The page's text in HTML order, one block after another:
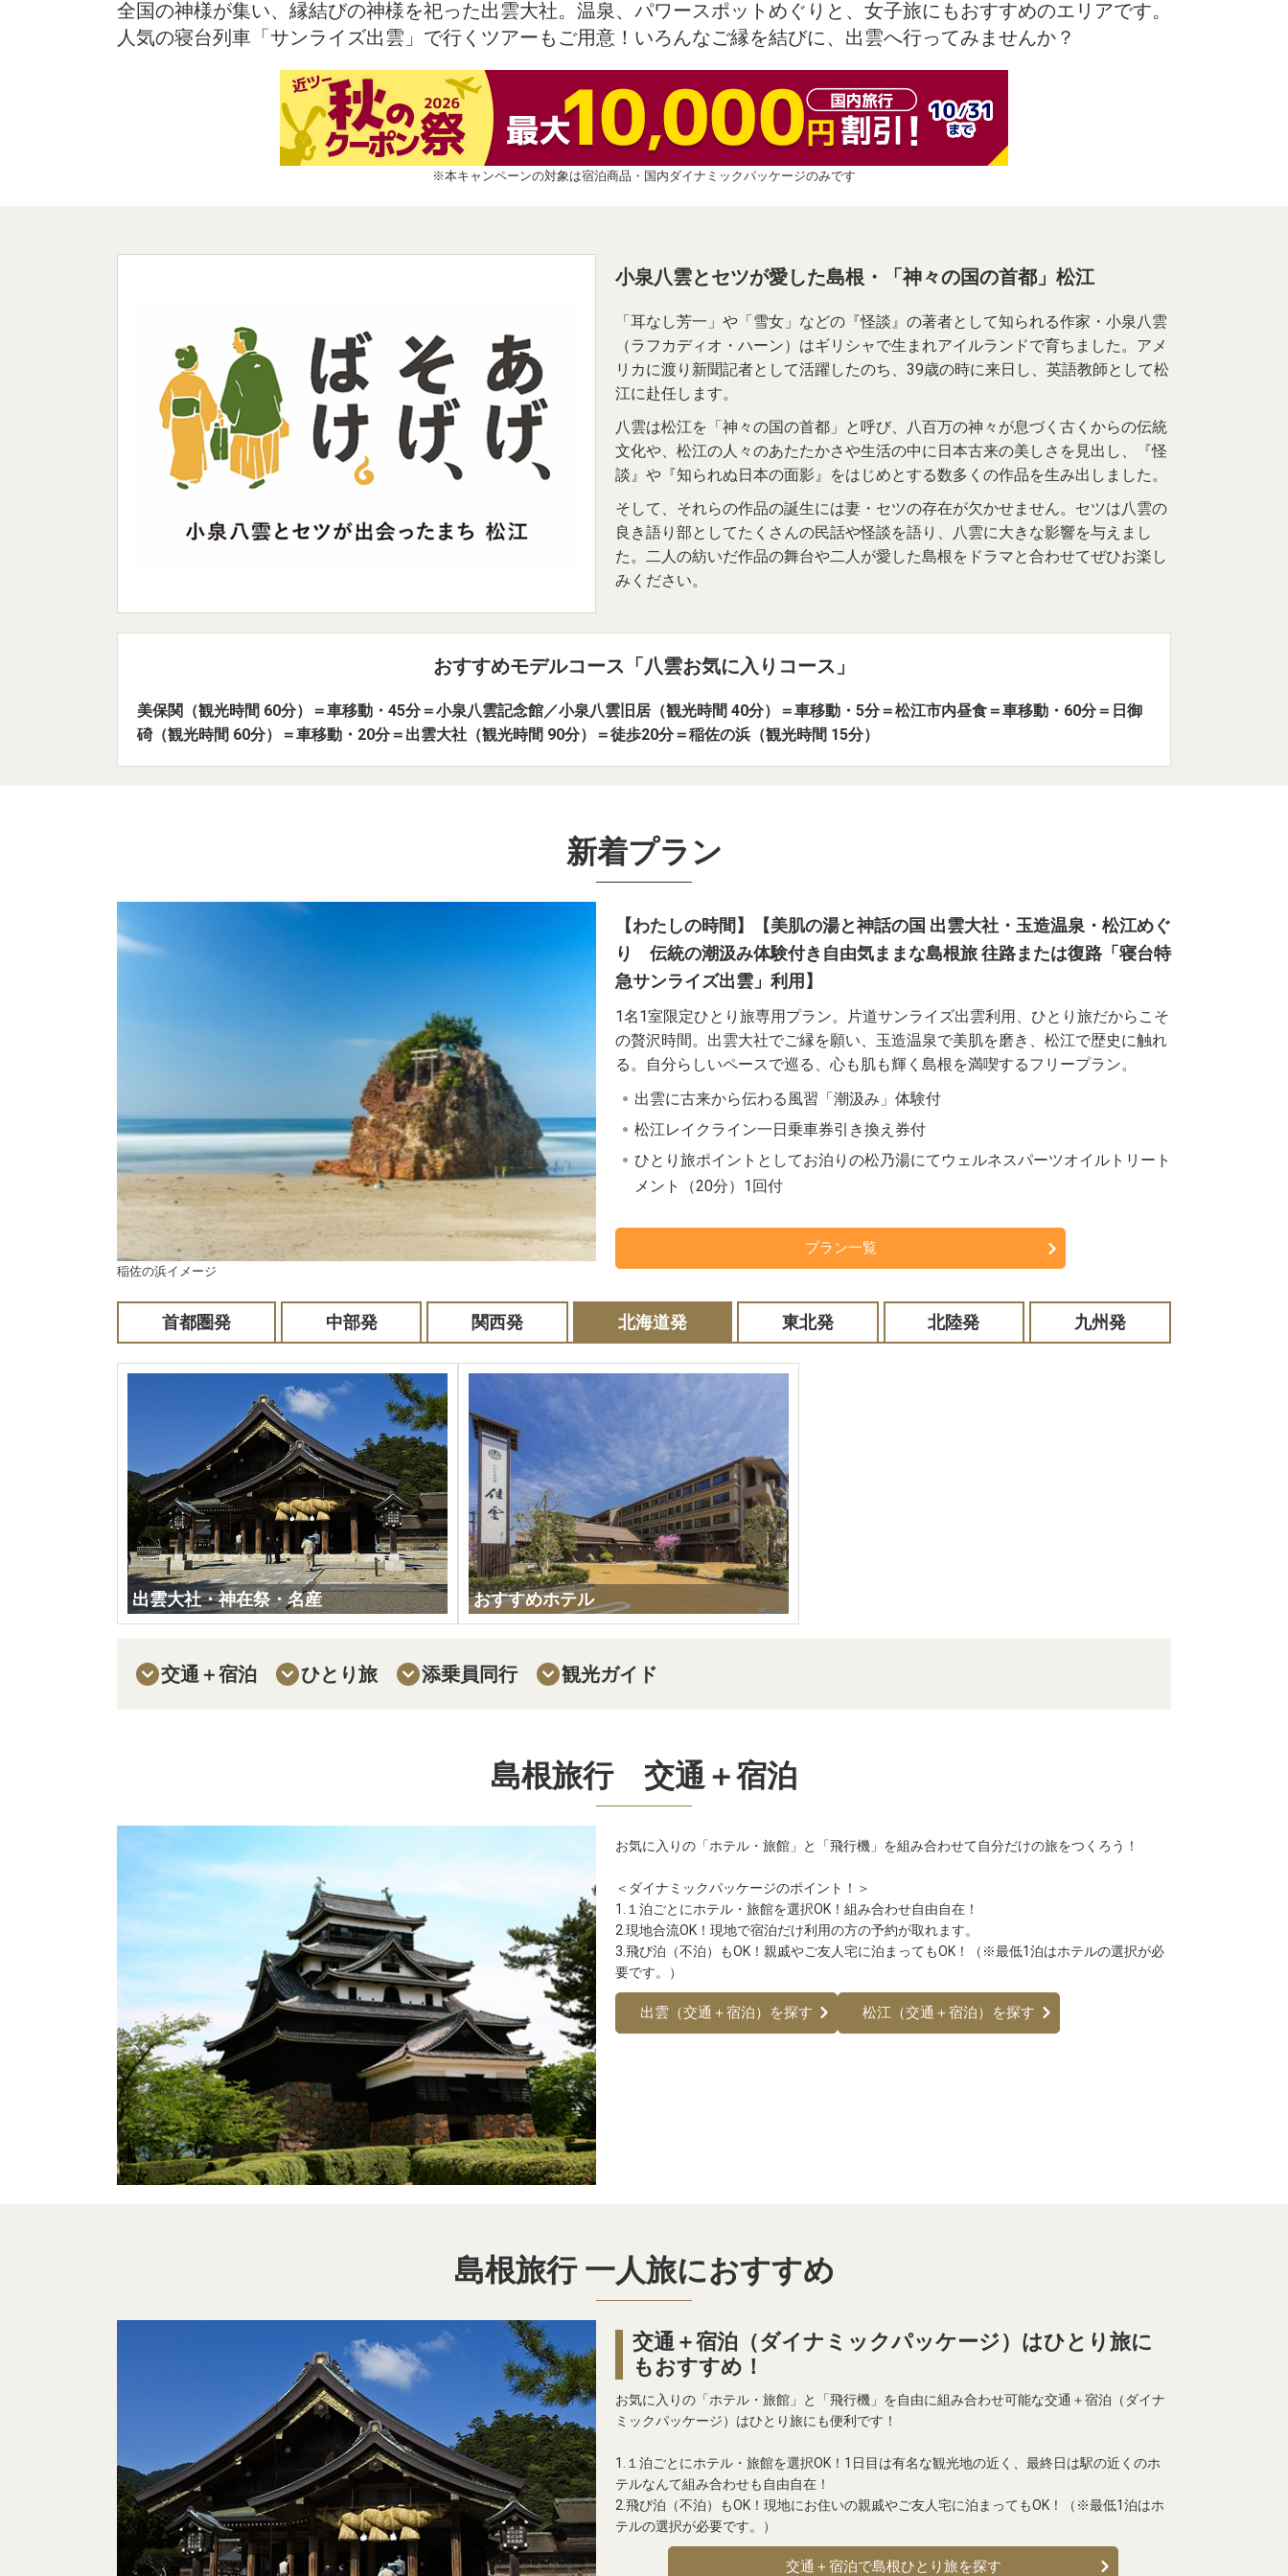
全国の神様が集い、縁結びの神様を祀った出雲大社。温泉、パワースポットめぐりと、女子旅にもおすすめのエリアです。
人気の寝台列車「サンライズ出雲」で行くツアーもご用意！いろんなご縁を結びに、出雲へ行ってみませんか？
※本キャンペーンの対象は宿泊商品・国内ダイナミックパッケージのみです
小泉八雲とセツが愛した島根・「神々の国の首都」松江
「耳なし芳一」や「雪女」などの『怪談』の著者として知られる作家・小泉八雲
（ラフカディオ・ハーン）はギリシャで生まれアイルランドで育ちました。アメ
リカに渡り新聞記者として活躍したのち、39歳の時に来日し、英語教師として松
江に赴任します。
八雲は松江を「神々の国の首都」と呼び、八百万の神々が息づく古くからの伝統
文化や、松江の人々のあたたかさや生活の中に日本古来の美しさを見出し、『怪
談』や『知られぬ日本の面影』をはじめとする数多くの作品を生み出しました。
そして、それらの作品の誕生には妻・セツの存在が欠かせません。セツは八雲の
良き語り部としてたくさんの民話や怪談を語り、八雲に大きな影響を与えまし
た。二人の紡いだ作品の舞台や二人が愛した島根をドラマと合わせてぜひお楽し
みください。
おすすめモデルコース「八雲お気に入りコース」
美保関（観光時間 60分）＝車移動・45分＝小泉八雲記念館／小泉八雲旧居（観光時間 40分）＝車移動・5分＝松江市内昼食＝車移動・60分＝日御
碕（観光時間 60分）＝車移動・20分＝出雲大社（観光時間 90分）＝徒歩20分＝稲佐の浜（観光時間 15分）
新着プラン
稲佐の浜イメージ
【わたしの時間】【美肌の湯と神話の国 出雲大社・玉造温泉・松江めぐ
り 伝統の潮汲み体験付き自由気ままな島根旅 往路または復路「寝台特
急サンライズ出雲」利用】
1名1室限定ひとり旅専用プラン。片道サンライズ出雲利用、ひとり旅だからこそ
の贅沢時間。出雲大社でご縁を願い、玉造温泉で美肌を磨き、松江で歴史に触れ
る。自分らしいペースで巡る、心も肌も輝く島根を満喫するフリープラン。
出雲に古来から伝わる風習「潮汲み」体験付
松江レイクライン一日乗車券引き換え券付
ひとり旅ポイントとしてお泊りの松乃湯にてウェルネスパーツオイルトリート
メント（20分）1回付
プラン一覧
首都圏発 中部発 関西発 北海道発 東北発 北陸発 九州発
出雲大社・神在祭・名産 おすすめホテル
交通＋宿泊 ひとり旅 添乗員同行 観光ガイド
島根旅行 交通＋宿泊
お気に入りの「ホテル・旅館」と「飛行機」を組み合わせて自分だけの旅をつくろう！
＜ダイナミックパッケージのポイント！＞
1.１泊ごとにホテル・旅館を選択OK！組み合わせ自由自在！
2.現地合流OK！現地で宿泊だけ利用の方の予約が取れます。
3.飛び泊（不泊）もOK！親戚やご友人宅に泊まってもOK！（※最低1泊はホテルの選択が必
要です。）
出雲（交通＋宿泊）を探す 松江（交通＋宿泊）を探す
島根旅行 一人旅におすすめ
交通＋宿泊（ダイナミックパッケージ）はひとり旅に
もおすすめ！
お気に入りの「ホテル・旅館」と「飛行機」を自由に組み合わせ可能な交通＋宿泊（ダイナ
ミックパッケージ）はひとり旅にも便利です！
1.１泊ごとにホテル・旅館を選択OK！1日目は有名な観光地の近く、最終日は駅の近くのホ
テルなんて組み合わせも自由自在！
2.飛び泊（不泊）もOK！現地にお住いの親戚やご友人宅に泊まってもOK！（※最低1泊はホ
テルの選択が必要です。）
交通＋宿泊で島根ひとり旅を探す